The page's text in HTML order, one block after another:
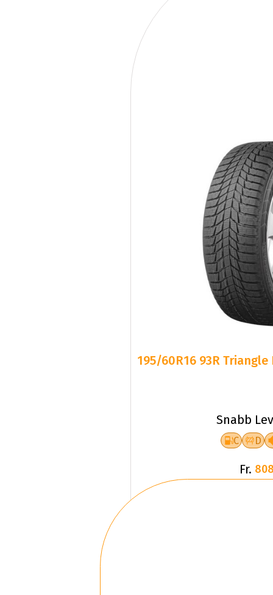
195/60R16 93R Triangle
Snabb
C D
Fr.